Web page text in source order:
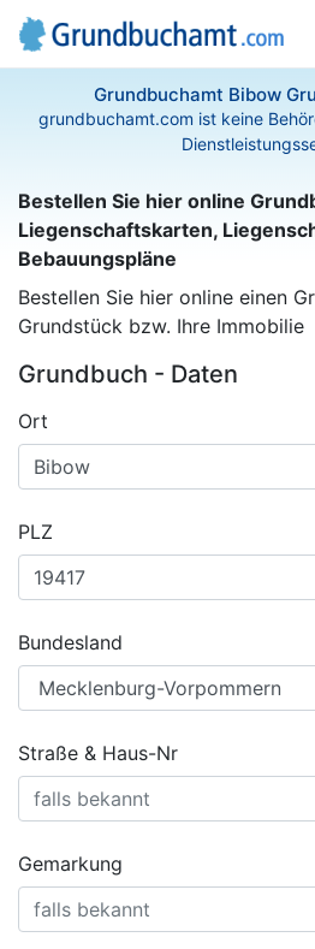
Grundbuchamt Bibow
grundbuchamt.com ist keine
Bestellen Sie hier online
Liegenschaftskarten,
Bebauungspläne
Bestellen Sie hier online einen
Grundstück bzw. Ihre Immobilie
Grundbuch - Daten
Ort
PLZ
Bundesland
Straße & Haus-Nr
Gemarkung